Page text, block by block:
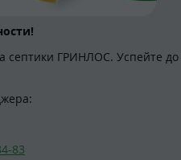
септики ГРИНЛОС. Успейте до
83